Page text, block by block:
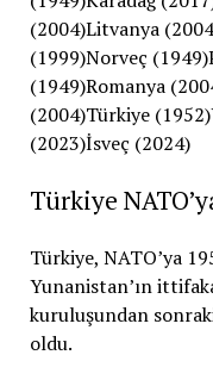
Türkiye
Türkiye, NATO’ya
Yunanistan’ın
kuruluşundan
oldu.